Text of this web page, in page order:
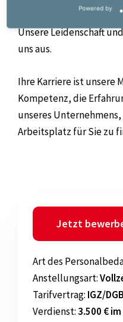
Partnerschaft,
Unsere Leidenschaft
uns aus.
Ihre Karriere ist unsere
Kompetenz, die
unseres
Arbeitsplatz für Sie zu
Jetzt
Artdes
Anstellungsart:
Tarifvertrag: IGZ/DGB
Verdienst:3.500 €
Powered by